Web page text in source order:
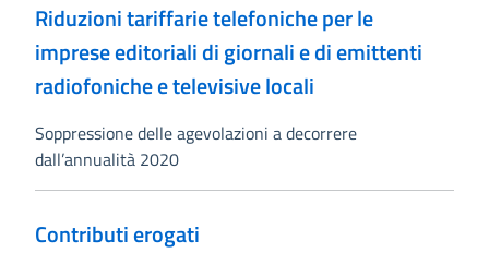
Riduzioni tariffarie telefoniche per le
imprese editoriali di giornali e di emittenti
radiofoniche e televisive locali
Soppressione delle agevolazioni a decorrere
dall’annualità 2020
Contributi erogati